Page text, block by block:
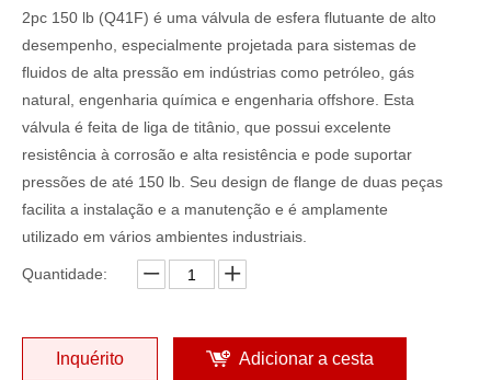
2pc 150 lb (Q41F) é uma válvula de esfera flutuante de alto
desempenho, especialmente projetada para sistemas de
fluidos de alta pressão em indústrias como petróleo, gás
natural, engenharia química e engenharia offshore. Esta
válvula é feita de liga de titânio, que possui excelente
resistência à corrosão e alta resistência e pode suportar
pressões de até 150 lb. Seu design de flange de duas peças
facilita a instalação e a manutenção e é amplamente
utilizado em vários ambientes industriais.
Quantidade:
Inquérito Adicionar a cesta